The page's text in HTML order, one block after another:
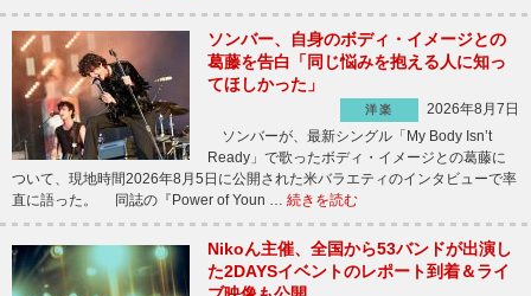
ソンバー、自身のボディ・イメージとの
葛藤を告白「同じ悩みを抱える人に知っ
てほしかった」
洋楽
2026年8月7日
ソンバーが、最新シングル「My Body Isn’t
Ready」で歌ったボディ・イメージとの葛藤に
ついて、現地時間2026年8月5日に公開された米バラエティのインタビューで率
直に語った。 同誌の『Power of Youn … 続きを読む
Nikoん主催、全国から53バンドが出演し
た2DAYSイベントのレポート到着＆ライ